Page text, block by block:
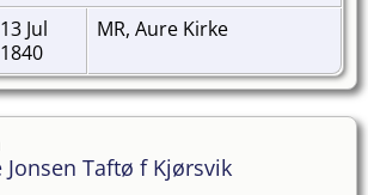
13 Jul
1840
MR, Aure Kirke
Jonsen Taftø f Kjørsvik